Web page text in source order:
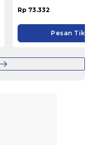
Rp 73.332
Pesan Tiket